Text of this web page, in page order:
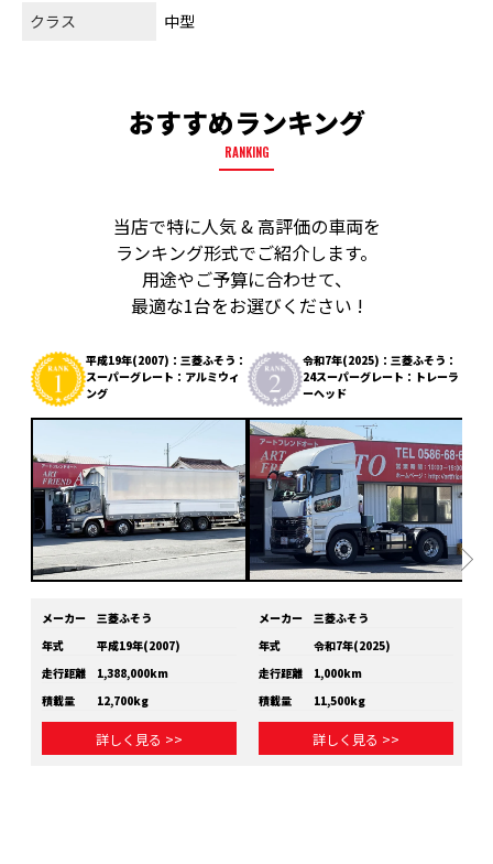
クラス
中型
おすすめランキング
RANKING
当店で特に人気 & 高評価の車両を
ランキング形式でご紹介します。
用途やご予算に合わせて、
最適な1台をお選びください !
平成19年(2007)：三菱ふそう：
スーパーグレート：アルミウィ
ング
メーカー
三菱ふそう
年式
平成19年(2007)
走行距離
1,388,000km
積載量
12,700kg
詳しく見る >>
令和7年(2025)：三菱ふそう：
24スーパーグレート：トレーラ
ーヘッド
メーカー
三菱ふそう
年式
令和7年(2025)
走行距離
1,000km
積載量
11,500kg
詳しく見る >>